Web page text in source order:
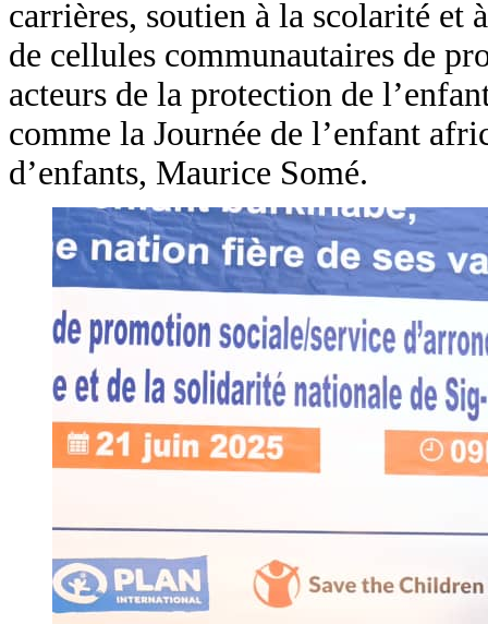
carrières, soutien à la scolarité et
de cellules communautaires de
acteurs de la protection de
comme la Journée de l’enfant
d’enfants, Maurice Somé.